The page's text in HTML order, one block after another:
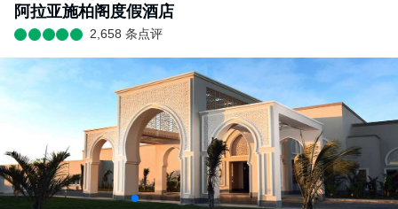
阿拉亚施柏阁度假酒店
2,658 条点评